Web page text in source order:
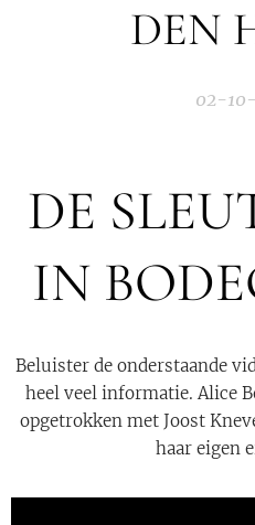
DEN
02-
DE
IN
Beluister de onderstaande
heel veel informatie. Alice
opgetrokken met Joost
haar eigen